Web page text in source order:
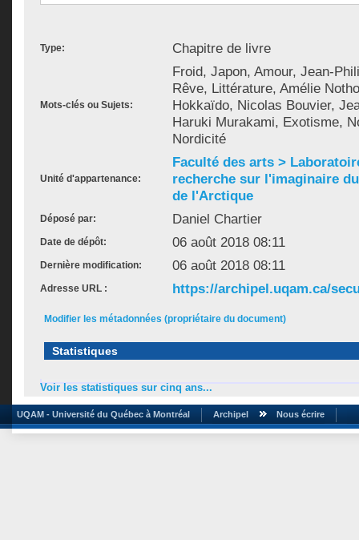
Type: Chapitre de livre
Mots-clés ou Sujets:
Froid, Japon, Amour, Jean-
Rêve, Littérature, Amélie
Hokkaïdo, Nicolas Bouvier,
Haruki Murakami, Exotisme,
Nordicité
Unité d'appartenance:
Faculté des arts >
recherche sur l'imaginaire
de l'Arctique
Déposé par: Daniel Chartier
Date de dépôt: 06 août 2018 08:11
Dernière modification: 06 août 2018 08:11
Adresse URL : https://archipel.uqam.ca/
Modifier les métadonnées (propriétaire du document)
Statistiques
Voir les statistiques sur cinq ans...
UQAM - Université du Québec à Montréal Archipel Nous écrire